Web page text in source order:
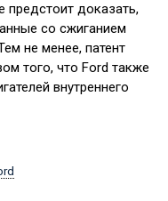
предстоит доказать,
со сжиганием
не менее, патент
того, что Ford также
внутреннего